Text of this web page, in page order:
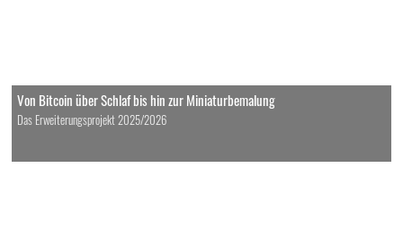
Von Bitcoin über Schlaf bis hin zur Miniaturbemalung
Das Erweiterungsprojekt 2025/2026